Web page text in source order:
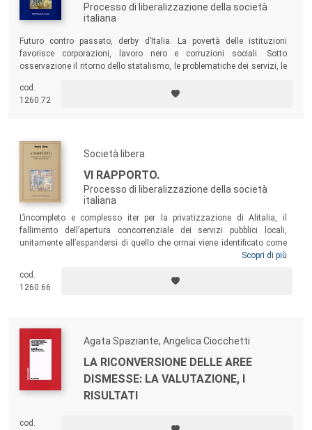
Processo di liberalizzazione della società
italiana
Futuro contro passato, derby d’Italia. La povertà delle istituzioni
favorisce corporazioni, lavoro nero e corruzioni sociali. Sotto
osservazione il ritorno dello statalismo, le problematiche dei servizi, le
autostradali, le televisioni, i sistemi di governance delle imprese …
cod.
1260.72
Società libera
VI RAPPORTO.
Processo di liberalizzazione della società
italiana
L’incompleto e complesso iter per la privatizzazione di Alitalia, il
fallimento dell’apertura concorrenziale dei servizi pubblici locali,
unitamente all’espandersi di quello che ormai viene identificato come
“capitalismo municipale”, in cui gli Enti Locali entrano nella gestione di
volontà riformatrice che, d’altronde, non indica nessuna discontinuità
rispetto alla precedente legislatura…
Scopri di più
cod.
1260.66
Agata Spaziante, Angelica Ciocchetti
LA RICONVERSIONE DELLE AREE
DISMESSE: LA VALUTAZIONE, I
RISULTATI
cod.